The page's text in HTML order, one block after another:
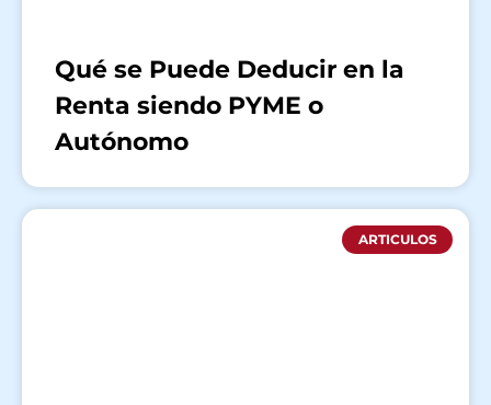
Qué se Puede Deducir en la
Renta siendo PYME o
Autónomo
ARTICULOS